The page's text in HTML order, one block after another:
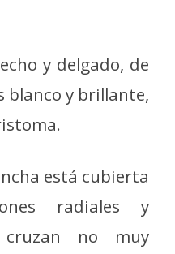
y delgado, de
blanco y brillante,
está cubierta
radiales y
no muy